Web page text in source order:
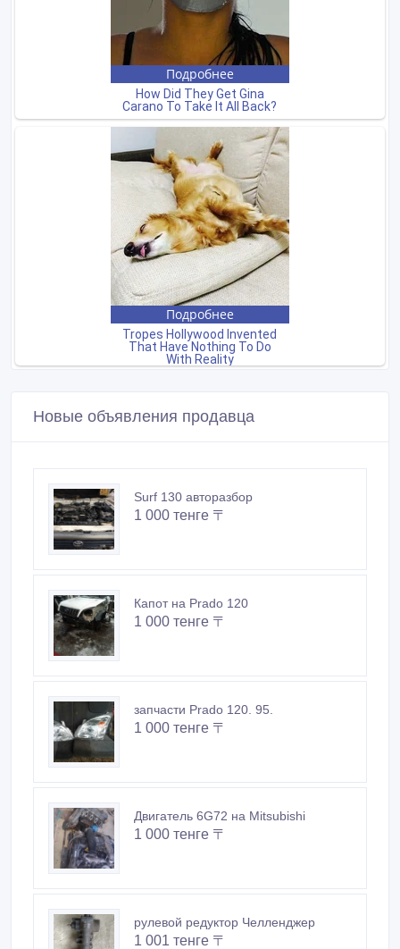
Новые объявления продавца
Surf 130 авторазбор
1 000 тенге 〒
Капот на Prado 120
1 000 тенге 〒
запчасти Prado 120. 95.
1 000 тенге 〒
Двигатель 6G72 на Mitsubishi
1 000 тенге 〒
рулевой редуктор Челленджер
1 001 тенге 〒